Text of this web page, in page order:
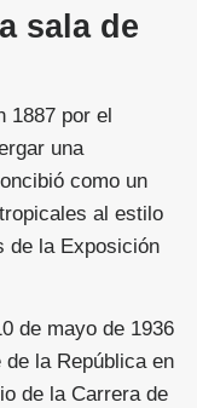
sala de
1887 por el
una
como un
al estilo
de la Exposición
de mayo de 1936
de la República en
de la Carrera de